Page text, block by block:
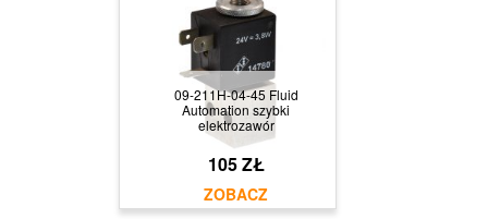
09-211H-04-45 Fluid
Automation szybki
elektrozawór
105 ZŁ